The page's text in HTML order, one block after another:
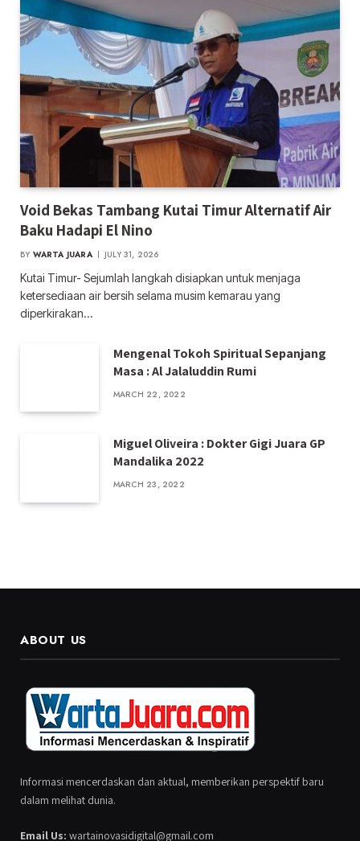
Void Bekas Tambang Kutai Timur Alternatif Air
Baku Hadapi El Nino
BY WARTA JUARA JULY 31, 2026
Kutai Timur- Sejumlah langkah disiapkan untuk menjaga
ketersediaan air bersih selama musim kemarau yang
diperkirakan…
Mengenal Tokoh Spiritual Sepanjang
Masa : Al Jalaluddin Rumi
MARCH 22, 2022
Miguel Oliveira : Dokter Gigi Juara GP
Mandalika 2022
MARCH 23, 2022
ABOUT US
Informasi mencerdaskan dan aktual, memberikan perspektif baru
dalam melihat dunia.
Email Us: wartainovasidigital@gmail.com